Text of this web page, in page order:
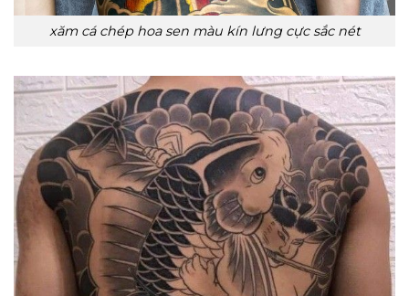
xăm cá chép hoa sen màu kín lưng cực sắc nét